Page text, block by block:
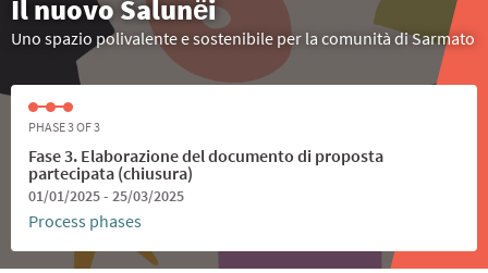
Il nuovo Salunёi
Uno spazio polivalente e sostenibile per la comunità di Sarmato
PHASE 3 OF 3
Fase 3. Elaborazione del documento di proposta
partecipata (chiusura)
01/01/2025 - 25/03/2025
Process phases